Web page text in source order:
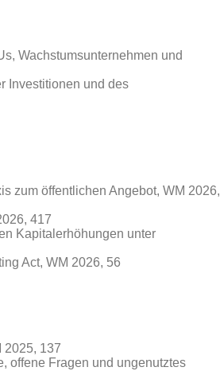
Wachstumsunternehmen und
Investitionen und des
zum öffentlichen Angebot, WM 2026,
417
Kapitalerhöhungen unter
Act, WM 2026, 56
2025, 137
offene Fragen und ungenutztes